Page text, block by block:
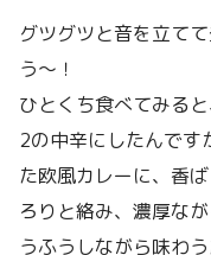
グツグツと音を立て
う〜！
ひとくち食べてみる
2の中辛にしたんです
た欧風カレーに、香
ろりと絡み、濃厚な
うふうしながら味わ